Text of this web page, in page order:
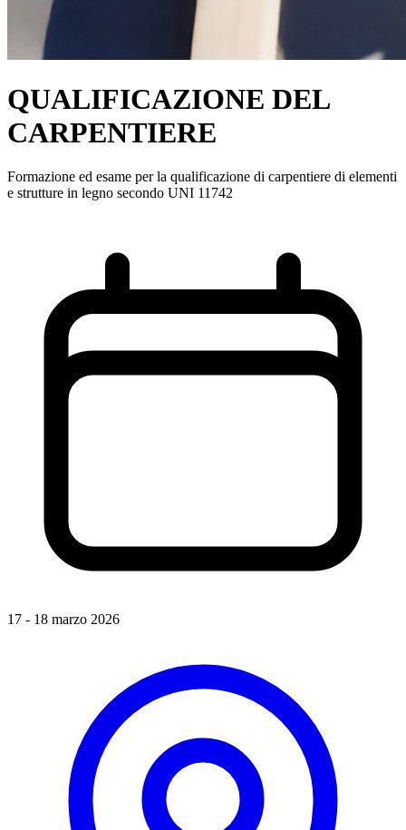
QUALIFICAZIONE DEL
CARPENTIERE
Formazione ed esame per la qualificazione di carpentiere di elementi
e strutture in legno secondo UNI 11742
17 - 18 marzo 2026